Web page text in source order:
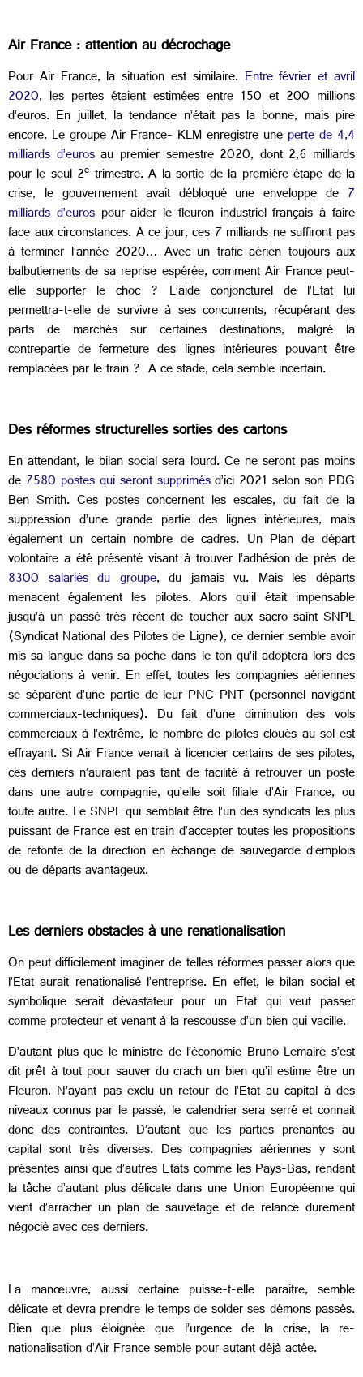
Air France : attention au décrochage
Pour Air France, la situation est similaire. Entre février et avril
2020, les pertes étaient estimées entre 150 et 200 millions
d’euros. En juillet, la tendance n’était pas la bonne, mais pire
encore. Le groupe Air France- KLM enregistre une perte de 4,4
milliards d’eurosau premier semestre 2020, dont 2,6 milliards
pour le seul 2e trimestre. A la sortie de la première étape de la
crise, le gouvernement avait débloqué une enveloppe de 7
milliards d’eurospour aider le fleuron industriel français à faire
face aux circonstances. A ce jour, ces 7 milliards ne suffiront pas
à terminer l’année 2020… Avec un trafic aérien toujours aux
balbutiements de sa reprise espérée, comment Air France peut-
elle supporter le choc ? L’aide conjoncturel de l’Etat lui
permettra-t-elle de survivre à ses concurrents, récupérant des
parts de marchés sur certaines destinations, malgré la
contrepartie de fermeture des lignes intérieures pouvant être
remplacées par le train ? A ce stade, cela semble incertain.
Des réformes structurelles sorties des cartons
En attendant, le bilan social sera lourd. Ce ne seront pas moins
de 7580 postes qui seront supprimésd’ici 2021 selon son PDG
Ben Smith. Ces postes concernent les escales, du fait de la
suppression d’une grande partie des lignes intérieures, mais
également un certain nombre de cadres. Un Plan de départ
volontaire a été présenté visant à trouver l’adhésion de près de
8300 salariés du groupe, du jamais vu. Mais les départs
menacent également les pilotes. Alors qu’il était impensable
jusqu’à un passé très récent de toucher aux sacro-saint SNPL
(Syndicat National des Pilotes de Ligne), ce dernier semble avoir
mis sa langue dans sa poche dans le ton qu’il adoptera lors des
négociations à venir. En effet, toutes les compagnies aériennes
se séparent d’une partie de leur PNC-PNT (personnel navigant
commerciaux-techniques). Du fait d’une diminution des vols
commerciaux à l’extrême, le nombre de pilotes cloués au sol est
effrayant. Si Air France venait à licencier certains de ses pilotes,
ces derniers n’auraient pas tant de facilité à retrouver un poste
dans une autre compagnie, qu’elle soit filiale d’Air France, ou
toute autre. Le SNPL qui semblait être l’un des syndicats les plus
puissant de France est en train d’accepter toutes les propositions
de refonte de la direction en échange de sauvegarde d’emplois
ou de départs avantageux.
Les derniers obstacles à une renationalisation
On peut difficilement imaginer de telles réformes passer alors que
l’Etat aurait renationalisé l’entreprise. En effet, le bilan social et
symbolique serait dévastateur pour un Etat qui veut passer
comme protecteur et venant à la rescousse d’un bien qui vacille.
D’autant plus que le ministre de l’économie Bruno Lemaire s’est
dit prêt à tout pour sauver du crach un bien qu’il estime être un
Fleuron. N’ayant pas exclu un retour de l’Etat au capital à des
niveaux connus par le passé, le calendrier sera serré et connait
donc des contraintes. D’autant que les parties prenantes au
capital sont très diverses. Des compagnies aériennes y sont
présentes ainsi que d’autres Etats comme les Pays-Bas, rendant
la tâche d’autant plus délicate dans une Union Européenne qui
vient d’arracher un plan de sauvetage et de relance durement
négocié avec ces derniers.
La manœuvre, aussi certaine puisse-t-elle paraitre, semble
délicate et devra prendre le temps de solder ses démons passés.
Bien que plus éloignée que l’urgence de la crise, la re-
nationalisation d’Air France semble pour autant déjà actée.